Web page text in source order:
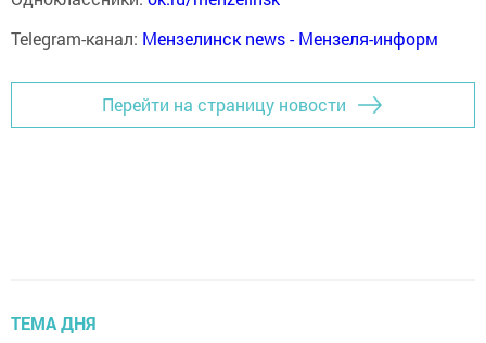
Telegram-канал: Мензелинск news - Мензеля-информ
Перейти на страницу новости
ТЕМА ДНЯ